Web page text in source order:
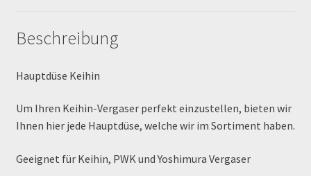
Mein Konto
MERCHANDISE
Beschreibung
Hauptdüse Keihin
Um Ihren Keihin-Vergaser perfekt einzustellen, bieten wir
Ihnen hier jede Hauptdüse, welche wir im Sortiment haben.
Geeignet für Keihin, PWK und Yoshimura Vergaser